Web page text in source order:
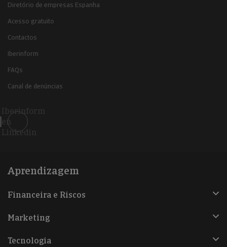
Diretório de empresas Espanha
Acesso gratuito
Contactos
Iberinform
FAQs
Canal de denúncias
Iberinform
en
Linkedin
Aprendizagem
Financeira e Riscos
Marketing
Tecnologia